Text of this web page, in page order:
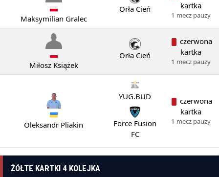
Maksymilian Gralec
Orła Cień
kartka
1 mecz pauzy
Miłosz Książek
Orła Cień
czerwona
kartka
1 mecz pauzy
Oleksandr Pliakin
YUG.BUD
Force Fusion
FC
czerwona
kartka
1 mecz pauzy
ŻÓŁTE KARTKI 4 KOLEJKA